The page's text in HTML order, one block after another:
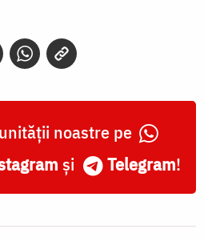
noastre pe
și Telegram!